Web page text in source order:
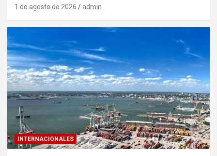
1 de agosto de 2026 admin
INTERNACIONALES